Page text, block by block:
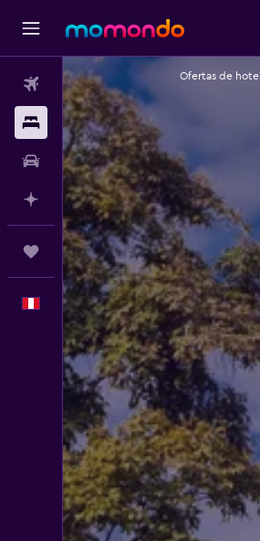
Vuelos
Alojamientos
Autos
Planifica con IA
Trips
Español
Ofertas de hotel